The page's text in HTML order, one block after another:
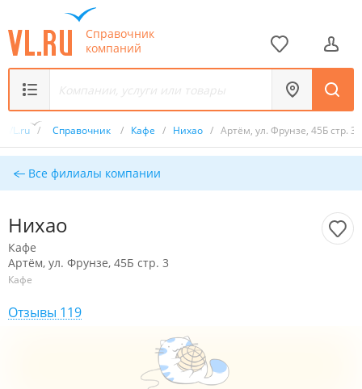
Справочник
компаний
VL.ru / Справочник / Кафе / Нихао / Артём, ул. Фрунзе, 45Б стр. 3
Все филиалы компании
Нихао
Кафе
Артём, ул. Фрунзе, 45Б стр. 3
Кафе
Отзывы 119